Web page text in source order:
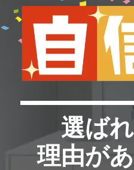
選ば
理由が